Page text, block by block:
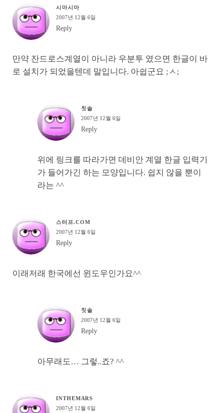
시마시마
2007년 12월 6일
Reply
만약 잔드로스계열이 아니라 우분투 였으면 한글이 바
로 설치가 되었을텐데 말입니다. 아쉽군요 ;ㅅ;
칫솔
2007년 12월 6일
Reply
위에 링크를 따라가면 데비안 계열 한글 입력기
가 들어가긴 하는 모양입니다. 쉽지 않을 뿐이
라는 ^^
스터프.COM
2007년 12월 6일
Reply
이래저래 한국에선 윈도우인가요^^
칫솔
2007년 12월 6일
Reply
아무래도… 그렇..죠? ^^
INTHEMARS
2007년 12월 6일